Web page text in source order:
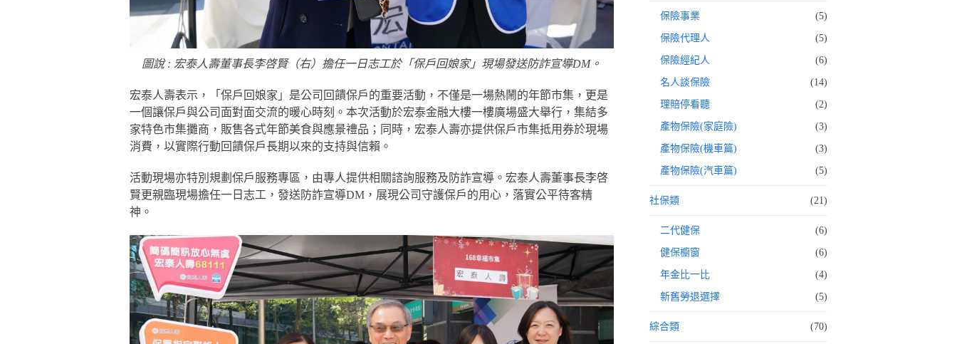
圖說 : 宏泰人壽董事長李啓賢（右）擔任一日志工於「保戶回娘家」現場發送防詐宣導DM。
宏泰人壽表示，「保戶回娘家」是公司回饋保戶的重要活動，不僅是一場熱鬧的年節市集，更是
一個讓保戶與公司面對面交流的暖心時刻。本次活動於宏泰金融大樓一樓廣場盛大舉行，集結多
家特色市集攤商，販售各式年節美食與應景禮品；同時，宏泰人壽亦提供保戶市集抵用券於現場
消費，以實際行動回饋保戶長期以來的支持與信賴。
活動現場亦特別規劃保戶服務專區，由專人提供相關諮詢服務及防詐宣導。宏泰人壽董事長李啓
賢更親臨現場擔任一日志工，發送防詐宣導DM，展現公司守護保戶的用心，落實公平待客精
神。
保險事業 (5)
保險代理人 (5)
保險經紀人 (6)
名人談保險 (14)
理賠停看聽 (2)
產物保險(家庭險) (3)
產物保險(機車篇) (3)
產物保險(汽車篇) (5)
社保類 (21)
二代健保 (6)
健保櫥窗 (6)
年金比一比 (4)
新舊勞退選擇 (5)
綜合類 (70)